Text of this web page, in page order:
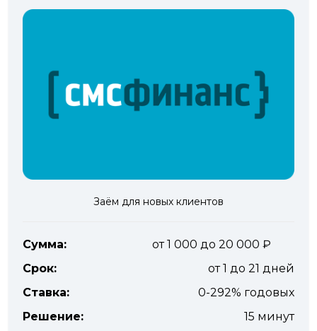
Заём для новых клиентов
Сумма:
от 1 000 до 20 000
Срок:
от 1 до 21 дней
Ставка:
0-292% годовых
Решение:
15 минут